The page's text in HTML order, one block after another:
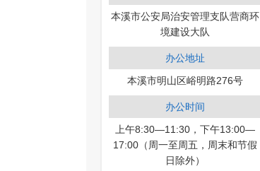
本溪市公安局治安管理支队营商环
境建设大队
办公地址
本溪市明山区峪明路276号
办公时间
上午8:30—11:30，下午13:00—
17:00（周一至周五，周末和节假
日除外）